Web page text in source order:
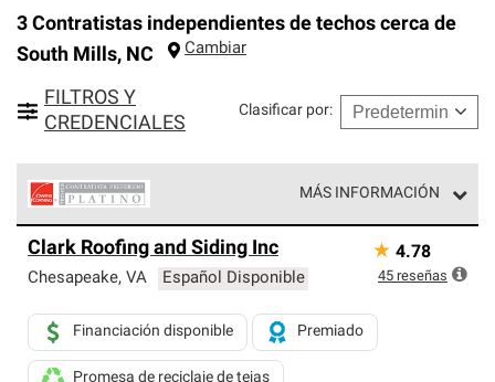
3 Contratistas independientes de techos cerca de
South Mills, NC Cambiar
FILTROS Y
CREDENCIALES
Clasificar por:
MÁS INFORMACIÓN
Corning constituyen el nivel superior de nuestra red
exclusiva y cumplen con estándares estrictos de
Solo ellos pueden ofrecer nuestra mejor garantía de
sistemas de techos.
Clark Roofing and Siding Inc
Chesapeake, VA Español Disponible
Financiación disponible Premiado
Promesa de reciclaje de tejas
★ 4.78
45 reseñas